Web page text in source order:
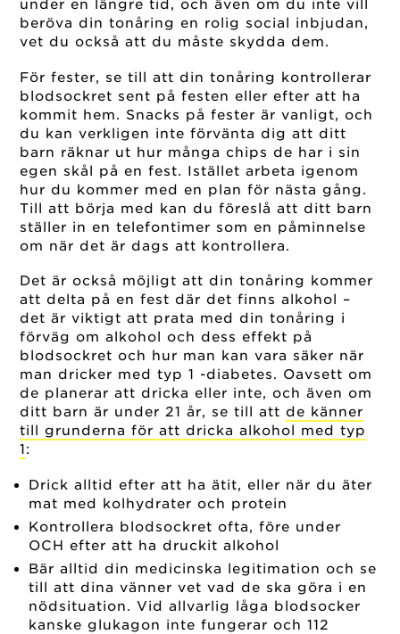
under en längre tid, och även om du inte vill
beröva din tonåring en rolig social inbjudan,
vet du också att du måste skydda dem.
För fester, se till att din tonåring kontrollerar
blodsockret sent på festen eller efter att ha
kommit hem. Snacks på fester är vanligt, och
du kan verkligen inte förvänta dig att ditt
barn räknar ut hur många chips de har i sin
egen skål på en fest. Istället arbeta igenom
hur du kommer med en plan för nästa gång.
Till att börja med kan du föreslå att ditt barn
ställer in en telefontimer som en påminnelse
om när det är dags att kontrollera.
Det är också möjligt att din tonåring kommer
att delta på en fest där det finns alkohol –
det är viktigt att prata med din tonåring i
förväg om alkohol och dess effekt på
blodsockret och hur man kan vara säker när
man dricker med typ 1 -diabetes. Oavsett om
de planerar att dricka eller inte, och även om
ditt barn är under 21 år, se till att de känner
till grunderna för att dricka alkohol med typ
1:
Drick alltid efter att ha ätit, eller när du äter
mat med kolhydrater och protein
Kontrollera blodsockret ofta, före under
OCH efter att ha druckit alkohol
Bär alltid din medicinska legitimation och se
till att dina vänner vet vad de ska göra i en
nödsituation. Vid allvarlig låga blodsocker
kanske glukagon inte fungerar och 112